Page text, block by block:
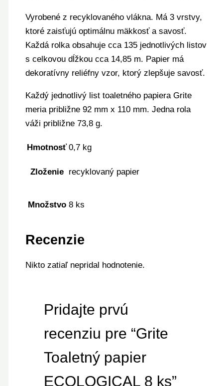
Vyrobené z recyklovaného vlákna. Má 3 vrstvy,
ktoré zaisťujú optimálnu mäkkosť a savosť.
Každá rolka obsahuje cca 135 jednotlivých listov
s celkovou dĺžkou cca 14,85 m. Papier má
dekoratívny reliéfny vzor, ktorý zlepšuje savosť.
Každý jednotlivý list toaletného papiera Grite
meria približne 92 mm x 110 mm. Jedna rola
váži približne 73,8 g.
Hmotnosť 0,7 kg
Zloženie recyklovaný papier
Množstvo 8 ks
Recenzie
Nikto zatiaľ nepridal hodnotenie.
Pridajte prvú
recenziu pre “Grite
Toaletný papier
ECOLOGICAL 8 ks”